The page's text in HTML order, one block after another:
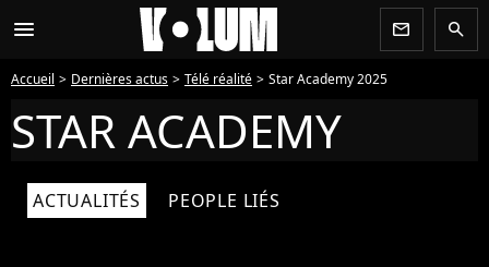
menu newsletter search
Accueil Dernières actus Télé réalité Star Academy 2025
STAR ACADEMY
ACTUALITÉS PEOPLE LIÉS